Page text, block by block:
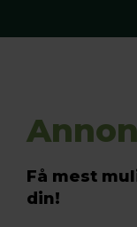
Få mest
din!